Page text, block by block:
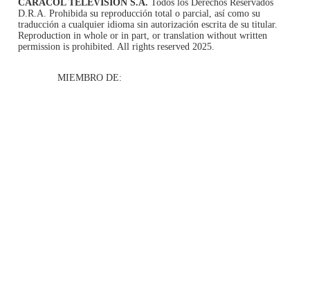
CARACOL TELEVISIÓN S.A. Todos los Derechos Reservados
D.R.A. Prohibida su reproducción total o parcial, así como su
traducción a cualquier idioma sin autorización escrita de su titular.
Reproduction in whole or in part, or translation without written
permission is prohibited. All rights reserved 2025.
MIEMBRO DE: